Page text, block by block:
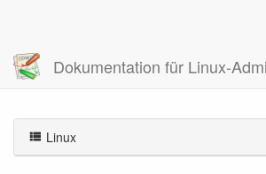
Dokumentation für Linux-
Zuletzt angesehen raid
Linux